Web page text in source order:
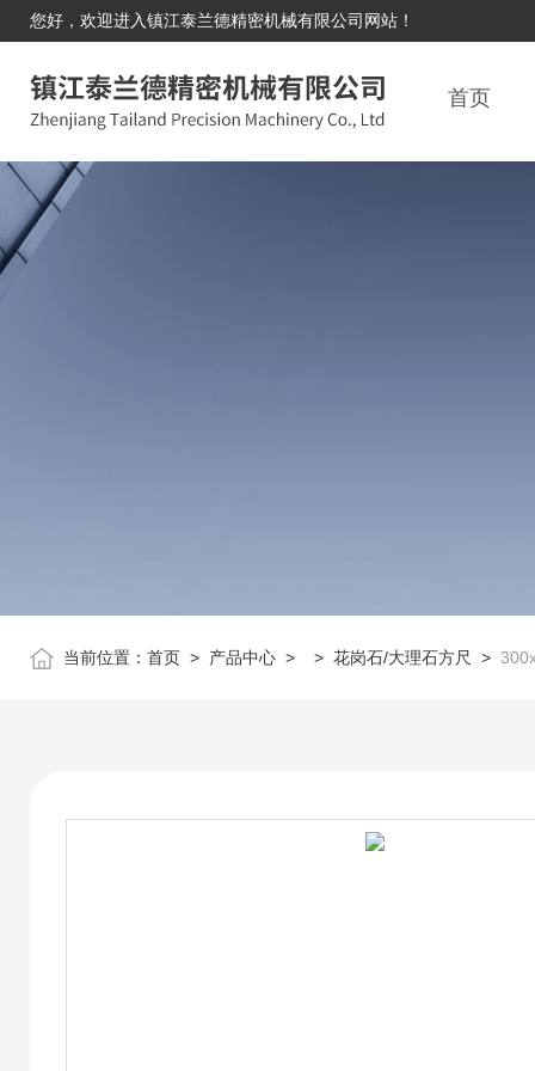
您好，欢迎进入镇江泰兰德精密机械有限公司网站！
首页
当前位置： 首页 > 产品中心 > > 花岗石/大理石方尺 >